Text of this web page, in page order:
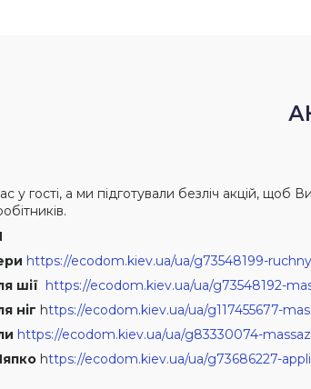
у гості, а ми підготували безліч акцій,
https://ecodom.kiev.ua/ua/g73548199-
шії https://ecodom.kiev.ua/ua/g73548192-
ніг https://ecodom.kiev.ua/ua/g117455677-
https://ecodom.kiev.ua/ua/g83330074-
https://ecodom.kiev.ua/ua/g73686227-